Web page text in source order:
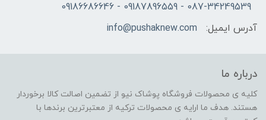
087-34249539 - 09187896559 - 09186686646
آدرس ایمیل:
info@pushaknew.com
درباره ما
کلیه ی محصولات فروشگاه پوشاک نیو از تضمین اصالت کالا برخوردار
هستند. هدف ما ارایه ی محصولات ترکیه از معتبرترین برندها با